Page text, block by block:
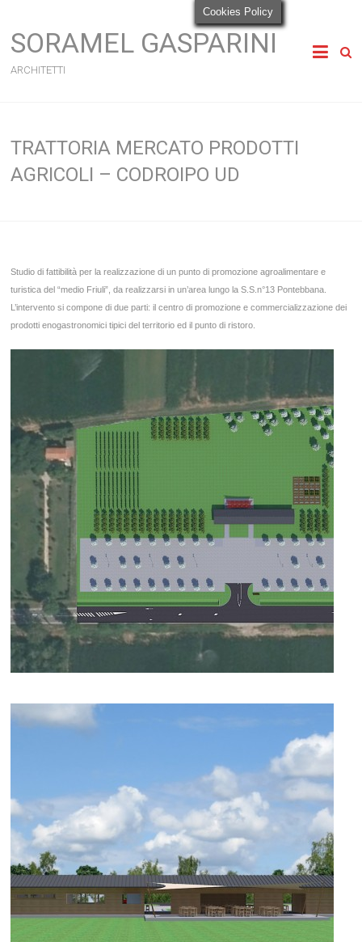
SORAMEL GASPARINI
ARCHITETTI
TRATTORIA MERCATO PRODOTTI
AGRICOLI – CODROIPO UD
Studio di fattibilità per la realizzazione di un punto di promozione agroalimentare e
turistica del “medio Friuli”, da realizzarsi in un’area lungo la S.S.n°13 Pontebbana.
L’intervento si compone di due parti: il centro di promozione e commercializzazione dei
prodotti enogastronomici tipici del territorio ed il punto di ristoro.
Cookies Policy